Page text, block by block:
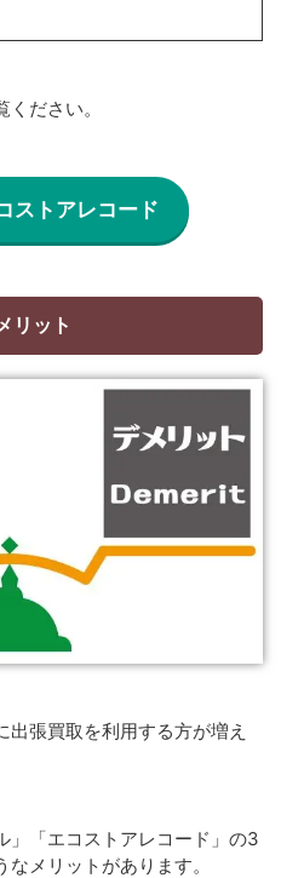
ださい。
ストアレコード
リット
張買取を利用する方が増え
」「エコストアレコード」の3
メリットがあります。